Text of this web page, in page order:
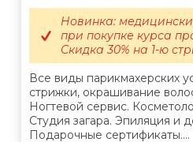
Все виды парикмахерских
стрижки, окрашивание
Ногтевой сервис.
Студия загара. Эпиляция и
Подарочные сертификаты....
Новинка:
при покупке курса
Скидка 30% на 1-ю